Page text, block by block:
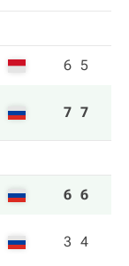
6 5
7 7
6 6
3 4